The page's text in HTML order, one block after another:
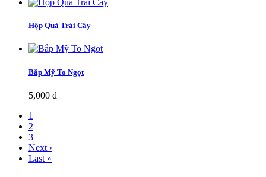
Hộp Quà Trái Cây
Bắp Mỹ To Ngọt
5,000 đ
1
2
3
Next ›
Last »